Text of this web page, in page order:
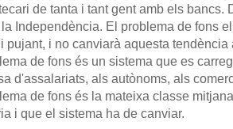
de tanta i tant gent amb els bancs.
Independència. El problema de fons
pujant, i no canviarà aquesta
de fons és un sistema que es
d'assalariats, als autònoms, als
de fons és la mateixa classe
i que el sistema ha de canviar.